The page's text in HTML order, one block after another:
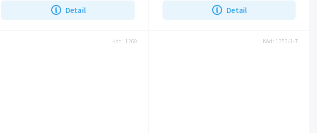
Detail Detail
Kód: 1260 Kód: 1353/1-T